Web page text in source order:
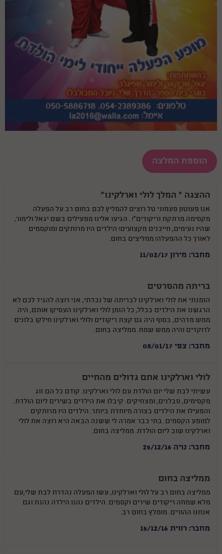
הוספת המלצה
ההצגה " המלך לולי וארלקינו"
אנו פעוטון פעמוני טל רוצים להמליץ לכם בחום רב על הפעלה
מקסימה מרתקת וריקודים"! . הגיעו אלינו מפעילים בשם יגאל ולימור,
שהיו נעימים, חייכנים מקצועים! הילדים היו מרותקים ומוקסמים
לאורך כל ההפעלה! ממליצים בחום.
מחבר: מירון 11/02/17
בריתה מהסרטים
הזמנתי את לולי וארלקינו לבריתה של נכדתי, אני רוצה להגיד לכם לא
הרגשנו את הילדים בכלל, כל הזמן לולי וארלקינו העסיקו אותם, היה
ממש מדהים, בסוף היה גם קצת ריקודים ולולי וארלקינו חילקו בלונים
לרוקדים והיה ממש שמח. ממליצה בחום.
מחבר: צפי 08/01/17
לולי וארלקינו אתם גדולים מהחיים
עשיתי לבת שלי יום הולדת עם לולי וארלקינו. קודם כל הם זוג
מקסימים, סבלנים, ומצחיקים. קיבלו את הילדים בשירים ליום הולדת.
והפעילו את הילדים בצורה מיוחדת ביותר. הילדים היו מרותקים
למופע הקסמים. בתי כבר אמרה לי ששנה הבאה היא רוצה את לולי
וארלקינו שוב ליום הולדת. ממליצה בחום.
מחבר: נויה 25/12/16
ממליצה בחום
ממליצה בחום רב על לולי וארלקינו, עשו הפעלה נהדרת לבת שלי,עם
מלא שמחה ריקודים שירים וקסמים. הילדים נהנו הילדה נהנת וגם
אנחנו ההורים. מומלץ בחום רב.
מחבר: רווית 15/12/16